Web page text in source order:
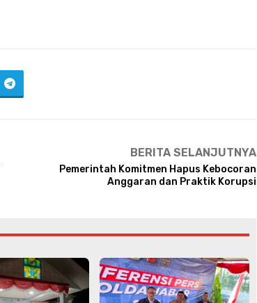
BERITA SELANJUTNYA
Pemerintah Komitmen Hapus Kebocoran
Anggaran dan Praktik Korupsi